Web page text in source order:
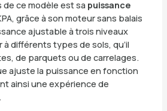
de ce modèle est sa puissance
grâce à son moteur sans balais
ajustable à trois niveaux
à différents types de sols, qu’il
de parquets ou de carrelages.
ajuste la puissance en fonction
ainsi une expérience de